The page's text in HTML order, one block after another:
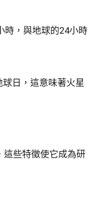
時，與地球的24小時
日，這意味著火星
這些特徵使它成為研